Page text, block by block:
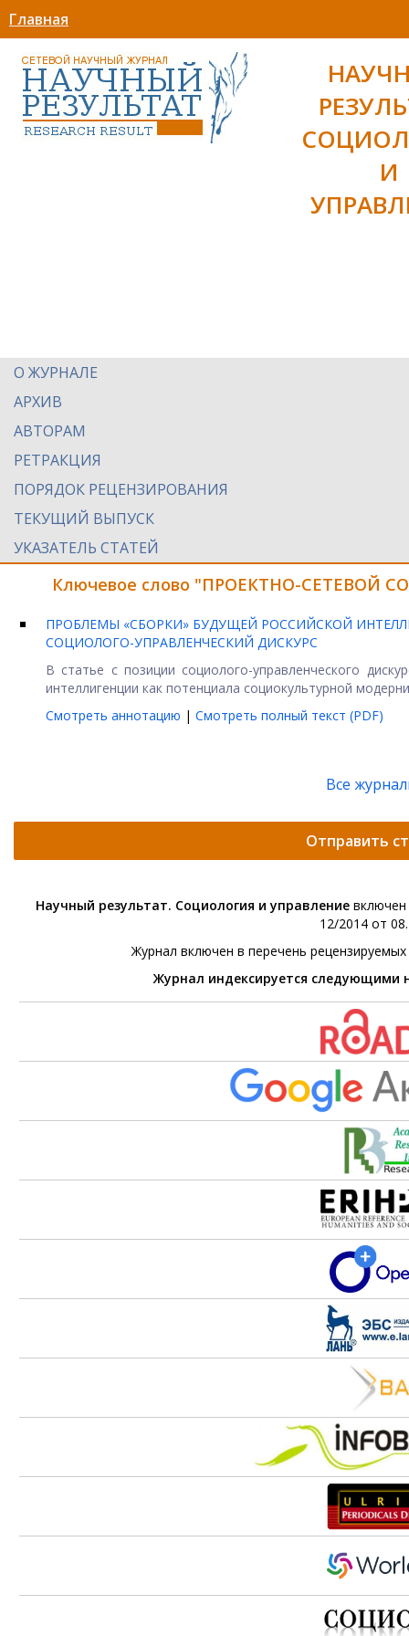
Главная
И
О ЖУРНАЛЕ
АРХИВ
АВТОРАМ
РЕТРАКЦИЯ
ПОРЯДОК РЕЦЕНЗИРОВАНИЯ
ТЕКУЩИЙ ВЫПУСК
УКАЗАТЕЛЬ СТАТЕЙ
Ключевое слово "ПРОЕКТНО-СЕТЕВОЙ
ПРОБЛЕМЫ «СБОРКИ» БУДУЩЕЙ РОССИЙСКОЙ
СОЦИОЛОГО-УПРАВЛЕНЧЕСКИЙ ДИСКУРС
В статье с позиции социолого-управленческого
интеллигенции как потенциала социокультурной
Смотреть аннотацию | Смотреть полный текст (PDF)
Все
Отправить
Научный результат. Социология и управление
12/2014 от
Журнал включен в перечень
Журнал индексируется